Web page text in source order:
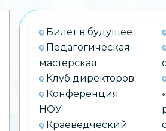
Билет в будущее
Педагогическая
мастерская
Клуб директоров
Конференция
НОУ
Краеведческий